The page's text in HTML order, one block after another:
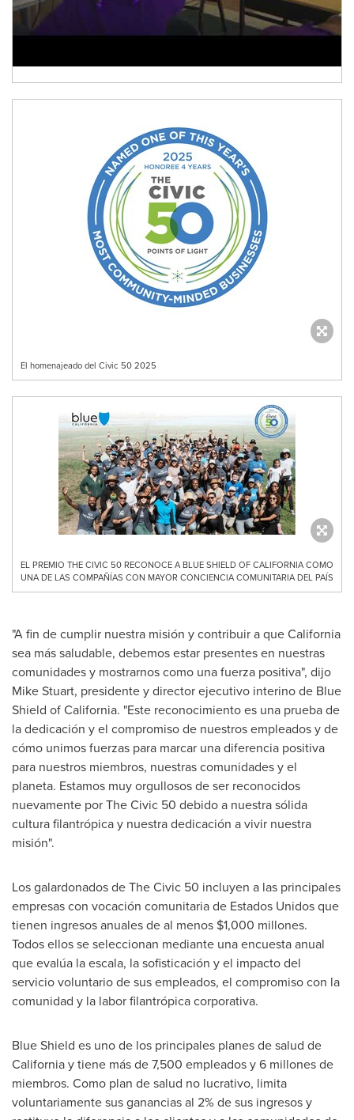
El homenajeado del Civic 50 2025
EL PREMIO THE CIVIC 50 RECONOCE A BLUE SHIELD OF CALIFORNIA COMO
UNA DE LAS COMPAÑÍAS CON MAYOR CONCIENCIA COMUNITARIA DEL PAÍS
"A fin de cumplir nuestra misión y contribuir a queCalifornia
sea más saludable, debemos estar presentes en nuestras
comunidades y mostrarnos como una fuerza positiva", dijo
Mike Stuart, presidente y director ejecutivo interino de Blue
Shield ofCalifornia. "Este reconocimiento es una prueba de
la dedicación y el compromiso de nuestros empleados y de
cómo unimos fuerzas para marcar una diferencia positiva
para nuestros miembros, nuestras comunidades y el
planeta. Estamos muy orgullosos de ser reconocidos
nuevamente por The Civic 50 debido a nuestra sólida
cultura filantrópica y nuestra dedicación a vivir nuestra
misión".
Los galardonados de The Civic 50 incluyen a las principales
empresas con vocación comunitaria de Estados Unidos que
tienen ingresos anuales de al menos $1,000 millones.
Todos ellos se seleccionan mediante una encuesta anual
que evalúa la escala, la sofisticación y el impacto del
servicio voluntario de sus empleados, el compromiso con la
comunidad y la labor filantrópica corporativa.
Blue Shield es uno de los principales planes de salud de
Californiay tiene más de 7,500 empleados y 6 millones de
miembros. Como plan de salud no lucrativo, limita
voluntariamente sus ganancias al 2% de sus ingresos y